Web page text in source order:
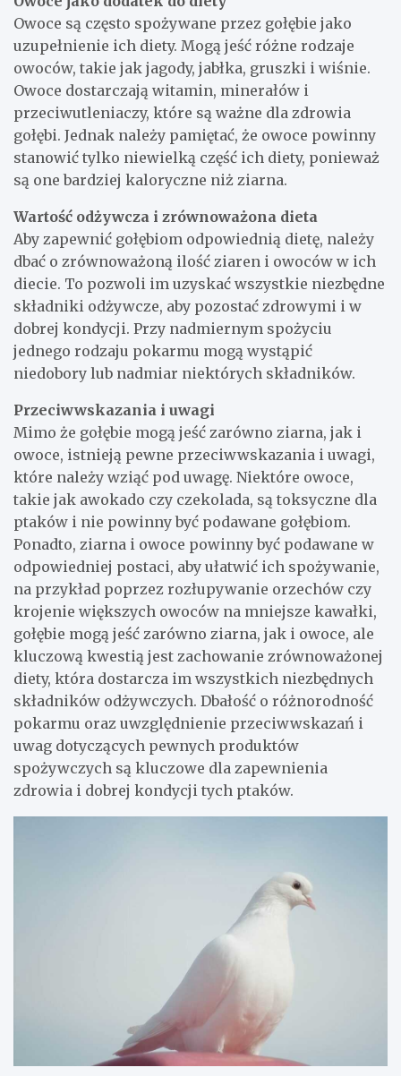
Owoce są często spożywane przez gołębie jako
uzupełnienie ich diety. Mogą jeść różne rodzaje
owoców, takie jak jagody, jabłka, gruszki i wiśnie.
Owoce dostarczają witamin, minerałów i
przeciwutleniaczy, które są ważne dla zdrowia
gołębi. Jednak należy pamiętać, że owoce powinny
stanowić tylko niewielką część ich diety, ponieważ
są one bardziej kaloryczne niż ziarna.
Wartość odżywcza i zrównoważona dieta
Aby zapewnić gołębiom odpowiednią dietę, należy
dbać o zrównoważoną ilość ziaren i owoców w ich
diecie. To pozwoli im uzyskać wszystkie niezbędne
składniki odżywcze, aby pozostać zdrowymi i w
dobrej kondycji. Przy nadmiernym spożyciu
jednego rodzaju pokarmu mogą wystąpić
niedobory lub nadmiar niektórych składników.
Przeciwwskazania i uwagi
Mimo że gołębie mogą jeść zarówno ziarna, jak i
owoce, istnieją pewne przeciwwskazania i uwagi,
które należy wziąć pod uwagę. Niektóre owoce,
takie jak awokado czy czekolada, są toksyczne dla
ptaków i nie powinny być podawane gołębiom.
Ponadto, ziarna i owoce powinny być podawane w
odpowiedniej postaci, aby ułatwić ich spożywanie,
na przykład poprzez rozłupywanie orzechów czy
krojenie większych owoców na mniejsze kawałki,
gołębie mogą jeść zarówno ziarna, jak i owoce, ale
kluczową kwestią jest zachowanie zrównoważonej
diety, która dostarcza im wszystkich niezbędnych
składników odżywczych. Dbałość o różnorodność
pokarmu oraz uwzględnienie przeciwwskazań i
uwag dotyczących pewnych produktów
spożywczych są kluczowe dla zapewnienia
zdrowia i dobrej kondycji tych ptaków.